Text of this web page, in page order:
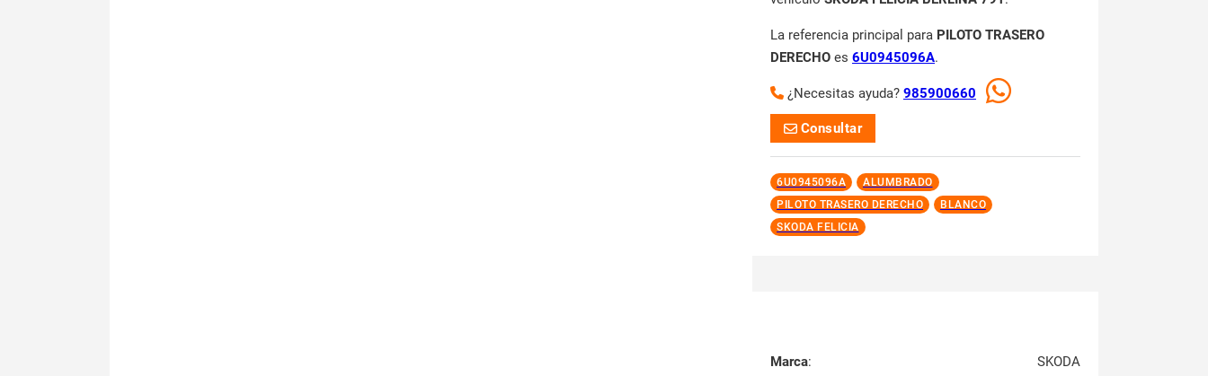
La referencia principal para PILOTO TRASERO
DERECHO es 6U0945096A.
¿Necesitas ayuda? 985900660
Consultar
6U0945096A
ALUMBRADO
PILOTO TRASERO DERECHO
BLANCO
SKODA FELICIA
Marca:
SKODA